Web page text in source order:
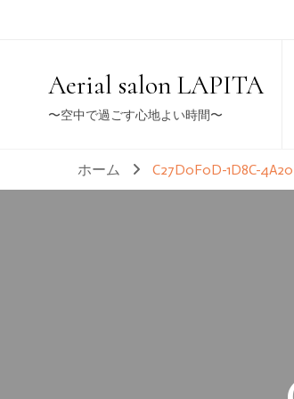
Aerial salon LAPITA
〜空中で過ごす心地よい時間〜
ホーム C27D0F0D-1D8C-